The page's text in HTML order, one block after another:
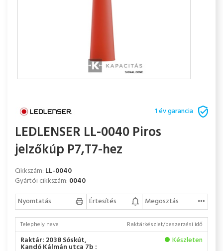
1 év garancia
LEDLENSER LL-0040 Piros
jelzőkúp P7,T7-hez
Cikkszám: LL-0040
Gyártói cikkszám: 0040
Nyomtatás
Értesítés Megosztás
Telephely neve Raktárkészlet/beszerzési idő
Raktár: 2038 Sóskút,
Kandó Kálmán utca 7b :
Készleten